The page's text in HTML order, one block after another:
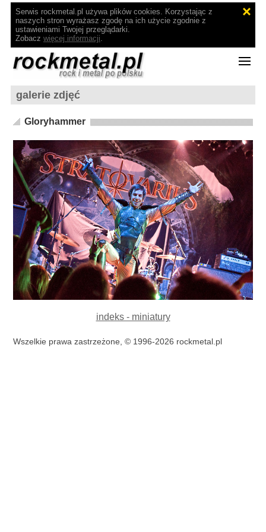
Serwis rockmetal.pl używa plików cookies. Korzystając z
naszych stron wyrażasz zgodę na ich użycie zgodnie z
ustawieniami Twojej przeglądarki.
Zobacz więcej informacji.
galerie zdjęć
Gloryhammer
indeks - miniatury
Wszelkie prawa zastrzeżone, © 1996-2026 rockmetal.pl